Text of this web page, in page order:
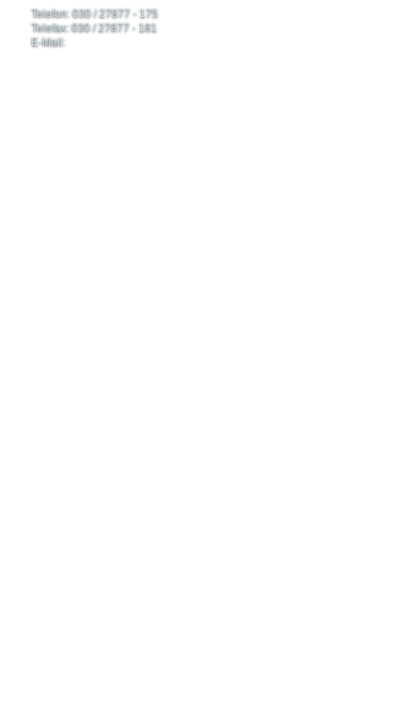
Telefon: 030 / 27877 - 175
Telefax: 030 / 27877 - 181
E-Mail: